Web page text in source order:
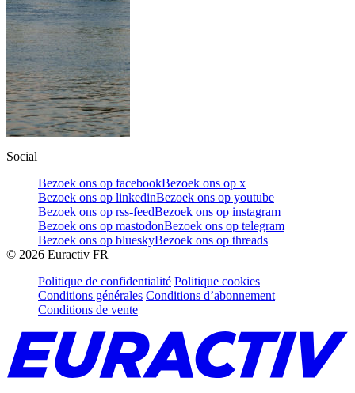
Social
Bezoek ons op facebookBezoek ons op x
Bezoek ons op linkedinBezoek ons op youtube
Bezoek ons op rss-feedBezoek ons op instagram
Bezoek ons op mastodonBezoek ons op telegram
Bezoek ons op blueskyBezoek ons op threads
© 2026 Euractiv FR
Politique de confidentialité Politique cookies
Conditions générales Conditions d’abonnement
Conditions de vente